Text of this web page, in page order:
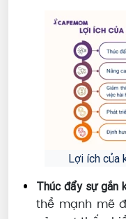
Lợi ích của
Thúc đẩy sự gắn
thể mạnh mẽ